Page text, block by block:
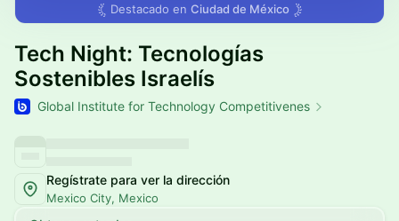
Destacado en Ciudad de México
Tech Night: Tecnologías
Sostenibles Israelís
Global Institute for Technology Competitivenes
Regístrate para ver la dirección
Mexico City, Mexico